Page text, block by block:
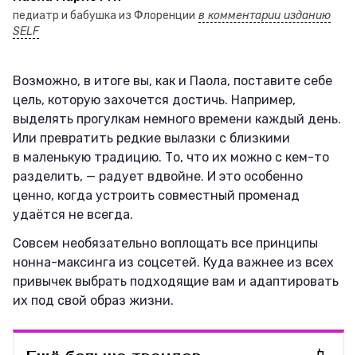
педиатр и бабушка из Флоренции в комментарии изданию
SELF
Возможно, в итоге вы, как и Паола, поставите себе
цель, которую захочется достичь. Например,
выделять прогулкам немного времени каждый день.
Или превратить редкие вылазки с близкими
в маленькую традицию. То, что их можно с кем-то
разделить, — радует вдвойне. И это особенно
ценно, когда устроить совместный променад
удаётся не всегда.
Совсем необязательно воплощать все принципы
нонна-максинга из соцсетей. Куда важнее из всех
привычек выбрать подходящие вам и адаптировать
их под свой образ жизни.